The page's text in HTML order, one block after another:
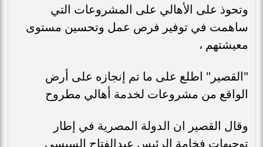
وتحوذ على الأهالي على المشروعات التي
ساهمت في توفير فرص عمل وتحسين مستوى
معيشتهم ،
"القصير" اطلع على ما تم إنجازه على أرض
الواقع من مشروعات لخدمة أهالي مطروح
وقال القصير ان الدولة المصرية في إطار
توجيهات فخامة الرئيس عبدالفتاح السيسي